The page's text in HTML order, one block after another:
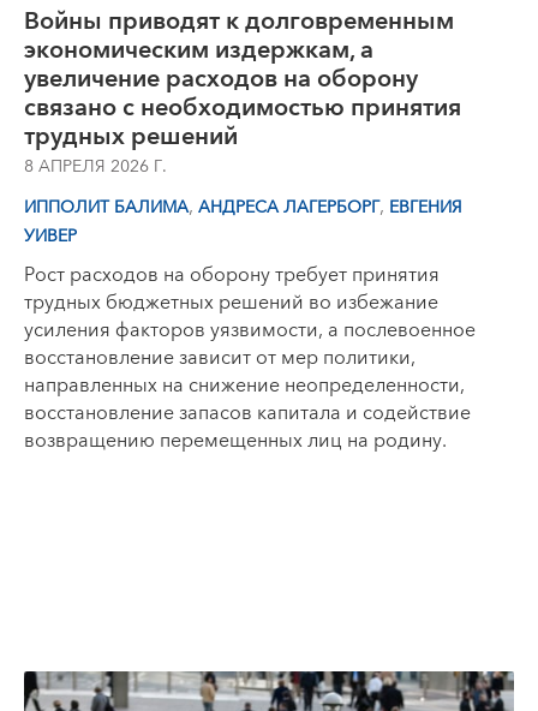
Войны приводят к долговременным
экономическим издержкам, а
увеличение расходов на оборону
связано с необходимостью принятия
трудных решений
8 АПРЕЛЯ 2026 Г.
ИППОЛИТ БАЛИМА, АНДРЕСА ЛАГЕРБОРГ, ЕВГЕНИЯ
УИВЕР
Рост расходов на оборону требует принятия
трудных бюджетных решений во избежание
усиления факторов уязвимости, а послевоенное
восстановление зависит от мер политики,
направленных на снижение неопределенности,
восстановление запасов капитала и содействие
возвращению перемещенных лиц на родину.